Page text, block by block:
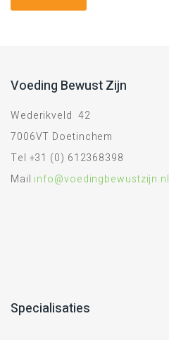
Voeding Bewust Zijn
Wederikveld 42
7006VT Doetinchem
Tel +31 (0) 612368398
Mail info@voedingbewustzijn.nl
Specialisaties